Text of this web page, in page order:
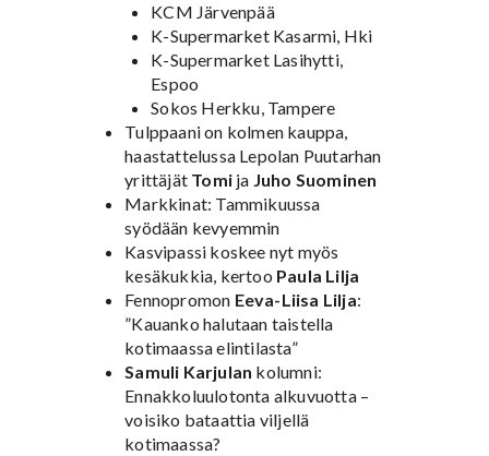
KCM Järvenpää
K-Supermarket Kasarmi, Hki
K-Supermarket Lasihytti,
Espoo
Sokos Herkku, Tampere
Tulppaani on kolmen kauppa,
haastattelussa Lepolan Puutarhan
yrittäjät Tomi ja Juho Suominen
Markkinat: Tammikuussa
syödään kevyemmin
Kasvipassi koskee nyt myös
kesäkukkia, kertoo Paula Lilja
Fennopromon Eeva-Liisa Lilja:
”Kauanko halutaan taistella
kotimaassa elintilasta”
Samuli Karjulan kolumni:
Ennakkoluulotonta alkuvuotta –
voisiko bataattia viljellä
kotimaassa?